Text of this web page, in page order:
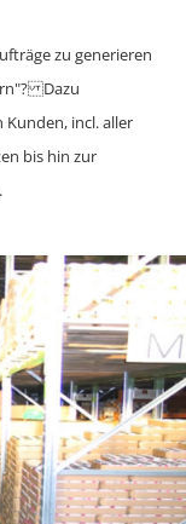
zu generieren
Dazu
incl. aller
bis hin zur